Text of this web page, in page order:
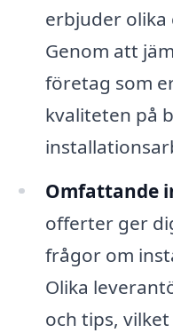
erbjuder olika
Genom att
företag som
kvaliteten på
Omfattande
offerter ger
frågor om
Olika
och tips,